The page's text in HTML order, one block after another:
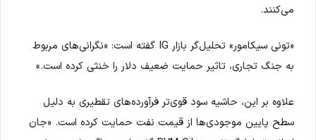
می‌کنند.
«تونی سیکامور» تحلیل‌گر بازار IG گفته است: «نگرانی‌های مربوط
به جنگ تجاری، تاثیر حمایت ضعیف دلار را خنثی کرده است.»
علاوه بر این، حاشیه سود قوی‌تر فرآورده‌های تقطیری به دلیل
سطح پایین موجودی‌ها از قیمت نفت حمایت کرده است. «جان